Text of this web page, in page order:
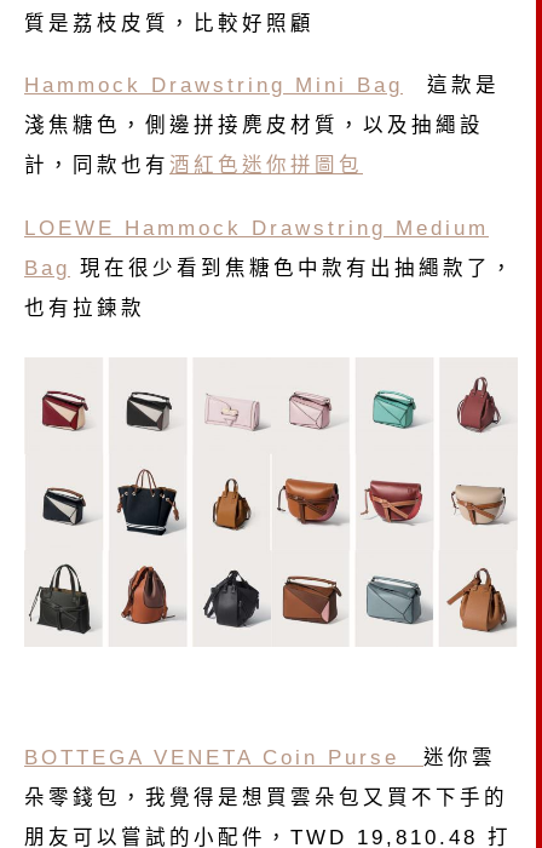
質是荔枝皮質，比較好照顧
Hammock Drawstring Mini Bag
這款是
淺焦糖色，側邊拼接麂皮材質，以及抽繩設
計，同款也有 酒紅色迷你拼圖包
LOEWE Hammock Drawstring Medium
Bag
現在很少看到焦糖色中款有出抽繩款了，
也有拉鍊款
BOTTEGA VENETA Coin Purse 迷你雲
朵零錢包，我覺得是想買雲朵包又買不下手的
朋友可以嘗試的小配件，TWD 19,810.48 打